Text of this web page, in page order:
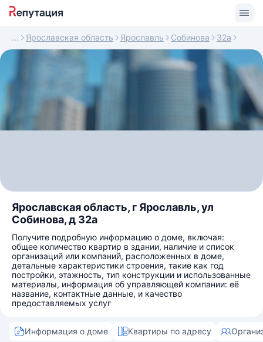
Ярославская область Ярославль Собинова 32а
Ярославская область, г Ярославль, ул
Собинова, д 32а
Получите подробную информацию о доме, включая:
общее количество квартир в здании, наличие и список
организаций или компаний, расположенных в доме,
детальные характеристики строения, такие как год
постройки, этажность, тип конструкции и использованные
материалы, информация об управляющей компании: её
название, контактные данные, и качество
предоставляемых услуг
Информация о доме Квартиры по адресу